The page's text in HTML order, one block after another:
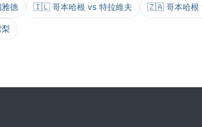
德 🇮🇱 哥本哈根 vs 特拉維夫 🇿🇦 哥本哈根